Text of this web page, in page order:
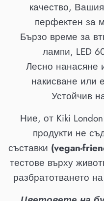
качество,
перфектен за
Бързо време за
лампи, LED
Лесно нанасяне
накисване или
Устойчив
Ние, от Kiki
продукти не
съставки (vegan-
тестове върху
разбратотването